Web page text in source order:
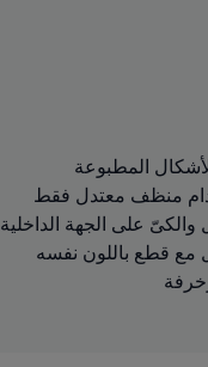
المطبوعة
منظف معتدل فقط
على الجهة الداخلية
مع قطع باللون نفسه